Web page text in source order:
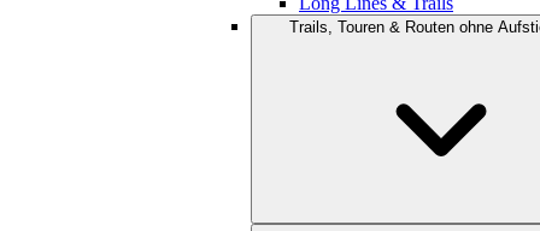
Trails, Touren & Routen ohne